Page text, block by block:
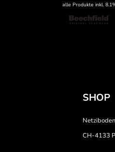
alle Produkte inkl.
SHOP
CH-4133